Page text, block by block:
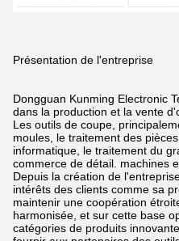
Présentation de l'entreprise
Dongguan Kunming Electronic
dans la production et la vente
Les outils de coupe,
moules, le traitement des
informatique, le traitement du
commerce de détail. machines
Depuis la création de
intérêts des clients comme sa
maintenir une coopération
harmonisée, et sur cette base
catégories de produits